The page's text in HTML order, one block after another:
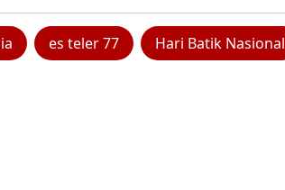
es teler 77 Hari Batik Nasional